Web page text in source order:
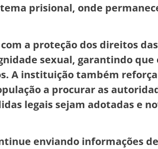
prisional, onde
a proteção dos direitos das
sexual, garantindo que
A instituição também
a procurar as
legais sejam adotadas e
enviando informações